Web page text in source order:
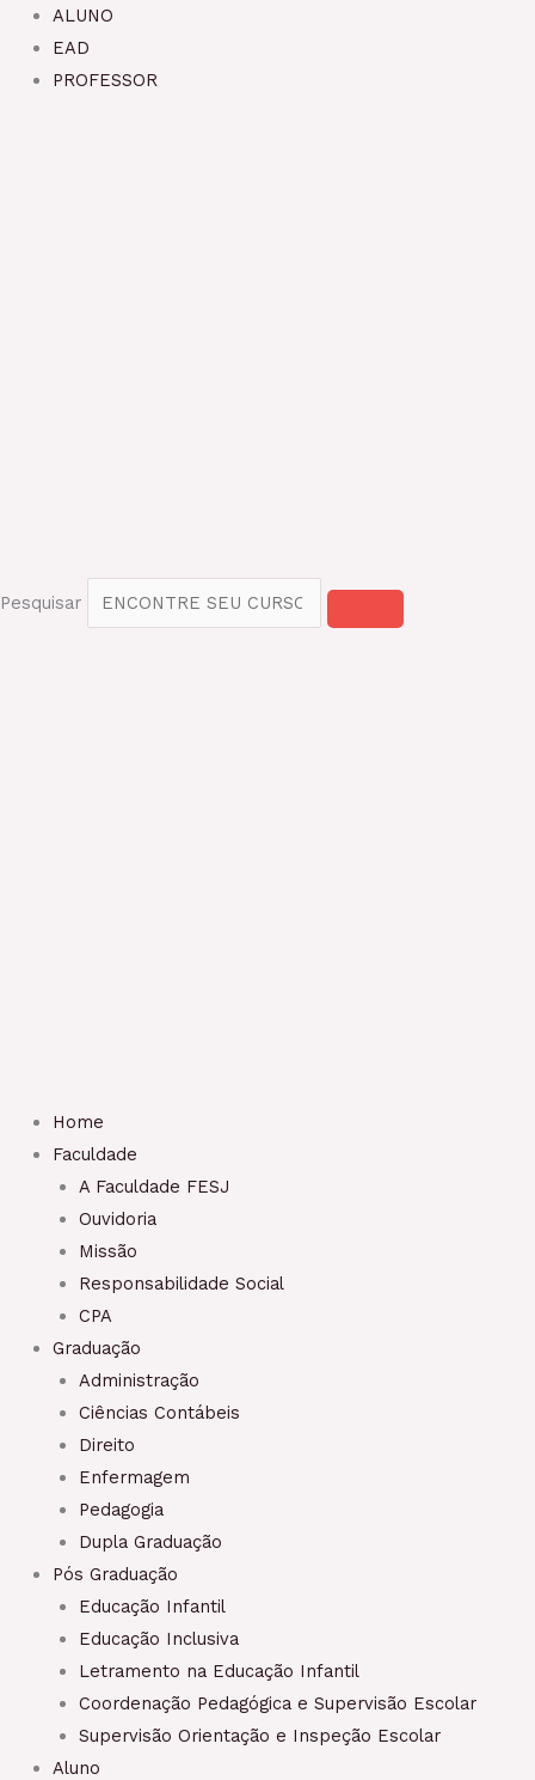
para
ALUNO
EAD
PROFESSOR
Pesquisar
Home
Faculdade
A Faculdade FESJ​
Ouvidoria
Missão
Responsabilidade Social
CPA
Graduação
Administração
Ciências Contábeis
Direito
Enfermagem
Pedagogia
Dupla Graduação
Pós Graduação
Educação Infantil
Educação Inclusiva
Letramento na Educação Infantil
Coordenação Pedagógica e Supervisão Escolar
Supervisão Orientação e Inspeção Escolar
Aluno